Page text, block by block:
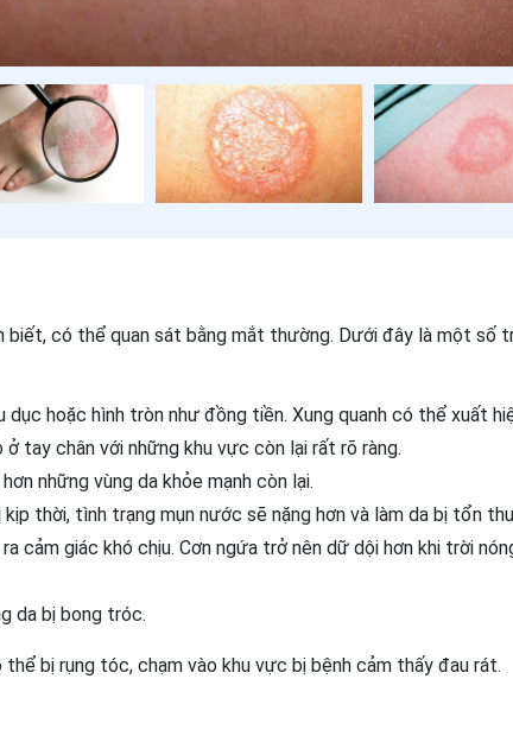
biết, có thể quan sát bằng mắt thường. Dưới đây là một số
dục hoặc hình tròn như đồng tiền. Xung quanh có thể xuất
ở tay chân với những khu vực còn lại rất rõ ràng.
những vùng da khỏe mạnh còn lại.
thời, tình trạng mụn nước sẽ nặng hơn và làm da bị tổn
cảm giác khó chịu. Cơn ngứa trở nên dữ dội hơn khi trời
da bị bong tróc.
bị rụng tóc, chạm vào khu vực bị bệnh cảm thấy đau rát.